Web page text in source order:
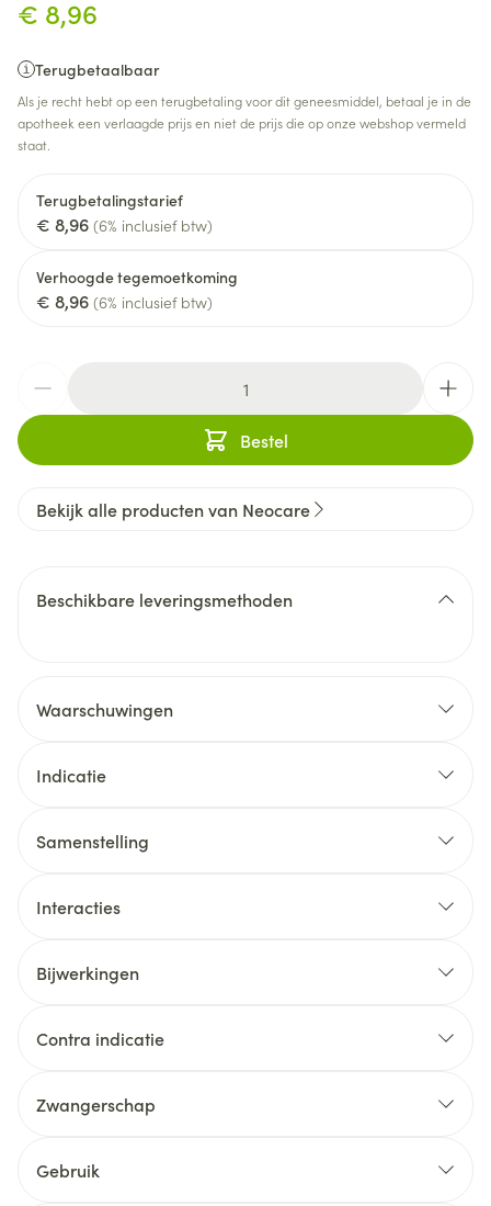
€ 8,96
Terugbetaalbaar
Als je recht hebt op een terugbetaling voor dit geneesmiddel, betaal je in de
apotheek een verlaagde prijs en niet de prijs die op onze webshop vermeld
staat.
Terugbetalingstarief
€ 8,96 (6% inclusief btw)
Verhoogde tegemoetkoming
€ 8,96 (6% inclusief btw)
Bestel
Bekijk alle producten van Neocare
Beschikbare leveringsmethoden
Waarschuwingen
Indicatie
verrekkingen
van de weke delen: tenosynovitis, tendinitis, bursitis,
de knie, van de kleine gewrichten
Samenstelling
Interacties
Bijwerkingen
Contra indicatie
Zwangerschap
Gebruik